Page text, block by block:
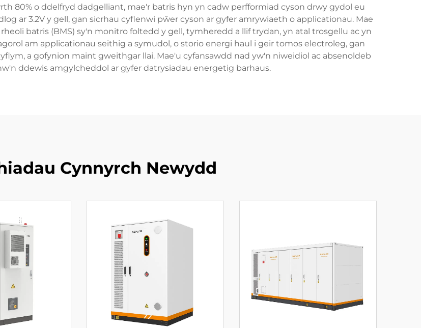
80% o ddelfryd dadgelliant, mae'r batris hyn yn cadw perfformiad cyson drwy gydol eu
ar 3.2V y gell, gan sicrhau cyflenwi pŵer cyson ar gyfer amrywiaeth o applicationau. Mae
batris (BMS) sy'n monitro foltedd y gell, tymheredd a llif trydan, yn atal trosgellu ac yn
am applicationau seithig a symudol, o storio energi haul i geir tomos electroleg, gan
a gofynion maint gweithgar llai. Mae'u cyfansawdd nad yw'n niweidiol ac absenoldeb
ddewis amgylcheddol ar gyfer datrysiadau energetig barhaus.
Cynnyrch Newydd